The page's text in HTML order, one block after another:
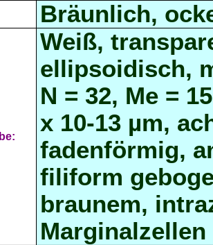
Bräunlich,
Weiß,
ellipsoidisch,
N = 32, Me =
x 10-13 µm,
fadenförmig,
filiform
braunem,